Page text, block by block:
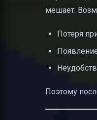
мешает.
Потеря
Поэтому